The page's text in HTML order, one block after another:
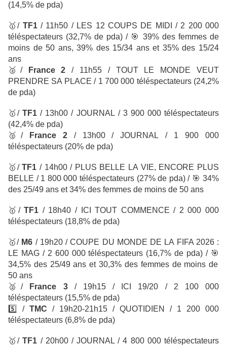
(14,5% de pda)
🥇/ TF1/ 11h50 / LES 12 COUPS DE MIDI
/ 2 200 000
téléspectateurs (32,7% de pda) / 🎯 39% des femmes de
moins de 50 ans, 39% des 15/34 ans et 35% des 15/24
ans
🥈 / France 2/ 11h55 / TOUT LE MONDE VEUT
PRENDRE SA PLACE / 1 700 000 téléspectateurs (24,2%
de pda)
🥇/TF1 / 13h00 / JOURNAL / 3 900 000 téléspectateurs
(42,4% de pda)
🥈 / France 2 / 13h00 / JOURNAL
/ 1 900 000
téléspectateurs (20% de pda)
🥇 /TF1 / 14h00 / PLUS BELLE LA VIE, ENCORE PLUS
BELLE / 1 800 000 téléspectateurs (27% de pda) / 🎯 34%
des 25/49 ans et 34% des femmes de moins de 50 ans
🥇 /TF1 / 18h40 / ICI TOUT COMMENCE / 2 000 000
téléspectateurs (18,8% de pda)
🥇/ M6 / 19h20 / COUPE DU MONDE DE LA FIFA 2026 :
LE MAG / 2 600 000 téléspectateurs (16,7% de pda) / 🎯
34,5% des 25/49 ans et 30,3% des femmes de moins de
50 ans
🥈/ France 3 / 19h15 / ICI 19/20 / 2 100 000
téléspectateurs (15,5% de pda)
5️⃣ / TMC / 19h20-21h15 / QUOTIDIEN / 1 200 000
téléspectateurs (6,8% de pda)
🥇/TF1 / 20h00 / JOURNAL / 4 800 000 téléspectateurs